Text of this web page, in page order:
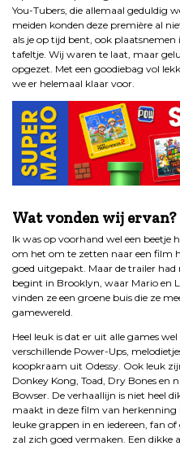
You-Tubers, die allemaal geduldig
meiden konden deze première al
als je op tijd bent, ook plaatsnemen
tafeltje. Wij waren te laat, maar
opgezet. Met een goodiebag vol
we er helemaal klaar voor.
Wat vonden wij ervan?
Ik was op voorhand wel een beetje
om het om te zetten naar een film
goed uitgepakt. Maar de trailer
begint in Brooklyn, waar Mario en
vinden ze een groene buis die ze
gamewereld.
Heel leuk is dat er uit alle games
verschillende Power-Ups,
koopkraam uit Odessy. Ook leuk
Donkey Kong, Toad, Dry Bones en
Bowser. De verhaallijn is niet heel
maakt in deze film van
leuke grappen in en iedereen, fan
zal zich goed vermaken. Een dikke